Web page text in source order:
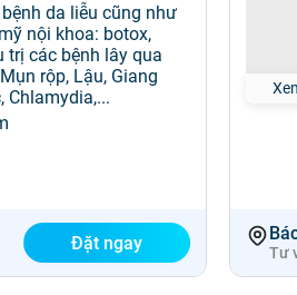
da liễu cũng như
nội khoa: botox,
trị các bệnh lây qua
rộp, Lậu, Giang
Chlamydia,...
Đặt ngay Tư